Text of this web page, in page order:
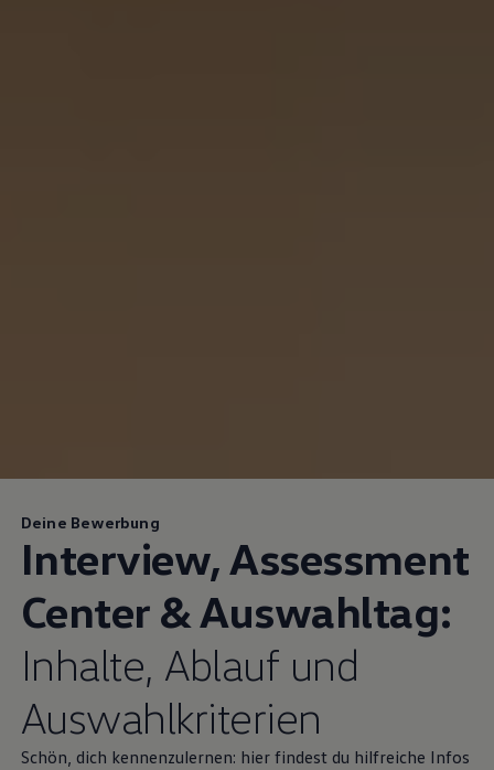
Deine Bewerbung
Interview, Assessment
Center & Auswahltag:
Inhalte, Ablauf und
Auswahlkriterien
Schön, dich kennenzulernen: hier findest du hilfreiche Infos